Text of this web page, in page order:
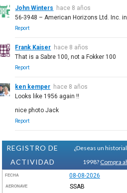
John Winters
hace 8 años
56-3948 – American Horizons Ltd. Inc.
Report
Frank Kaiser hace 8 años
That is a Sabre 100, not a Fokker 100
Report
ken kemper hace 8 años
Looks like 1956 again !!
nice photo Jack
Report
REGISTRO DE
ACTIVIDAD
¿Deseas un
1998? Compra
FECHA 08-08-2026
AERONAVE SSAB